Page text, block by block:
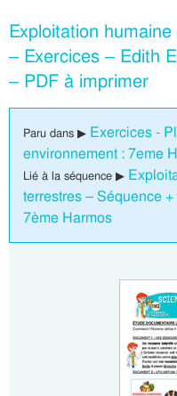
Exploitation
– Exercices – Edith
– PDF à imprimer
Paru dans ▶ Exercices -
environnement : 7eme
Lié à la séquence ▶
terrestres – Séquence
7ème Harmos